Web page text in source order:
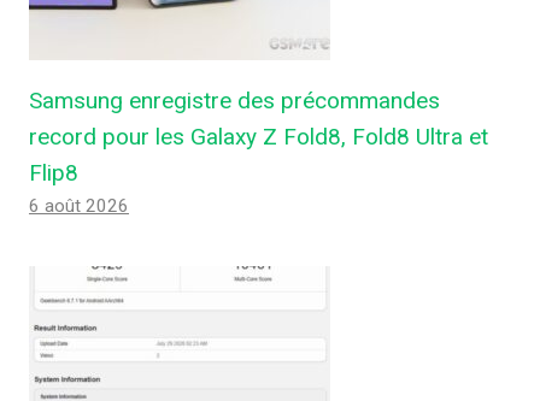
Samsung enregistre des précommandes
record pour les Galaxy Z Fold8, Fold8 Ultra et
Flip8
6 août 2026